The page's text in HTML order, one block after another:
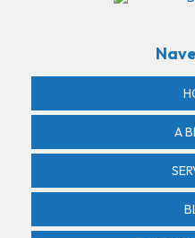
Revenda de controle de acesso
Revenda de controle de acesso
Revenda de sensor de presença
Segurança armada
Segurança condominios
A